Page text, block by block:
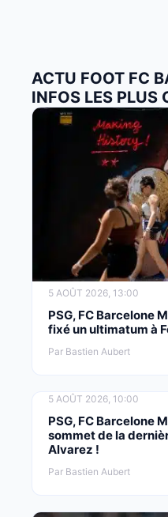
ACTU FOOT FC
INFOS LES PLUS
5 AOÛT 2026, 13:00
PSG, FC Barcelone
fixé un ultimatum à
Par Bastien Aubert
5 AOÛT 2026, 10:00
PSG, FC Barcelone
sommet de la
Alvarez !
Par Bastien Aubert